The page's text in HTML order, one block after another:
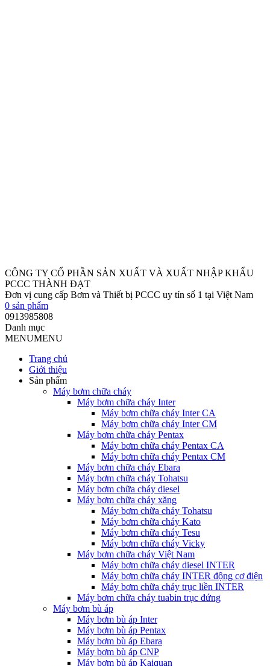
CÔNG TY CỔ PHẦN SẢN XUẤT VÀ XUẤT NHẬP KHẨU
PCCC THÀNH ĐẠT
Đơn vị cung cấp Bơm và Thiết bị PCCC uy tín số 1 tại Việt Nam
0 sản phẩm
0913985808
Danh mục
MENUMENU
Trang chủ
Giới thiệu
Sản phẩm
Máy bơm chữa cháy
Máy bơm chữa cháy Inter
Máy bơm chữa cháy Inter CA
Máy bơm chữa cháy Inter CM
Máy bơm chữa cháy Pentax
Máy bơm chữa cháy Pentax CA
Máy bơm chữa cháy Pentax CM
Máy bơm chữa cháy Ebara
Máy bơm chữa cháy Tohatsu
Máy bơm chữa cháy diesel
Máy bơm chữa cháy xăng
Máy bơm chữa cháy Tohatsu
Máy bơm chữa cháy Kato
Máy bơm chữa cháy Tesu
Máy bơm chữa cháy Vicky
Máy bơm chữa cháy Việt Nam
Máy bơm chữa cháy diesel INTER
Máy bơm chữa cháy INTER động cơ điện
Máy bơm chữa cháy trục liền INTER
Máy bơm chữa cháy tuabin trục đứng
Máy bơm bù áp
Máy bơm bù áp Inter
Máy bơm bù áp Pentax
Máy bơm bù áp Ebara
Máy bơm bù áp CNP
Máy bơm bù áp Kaiquan